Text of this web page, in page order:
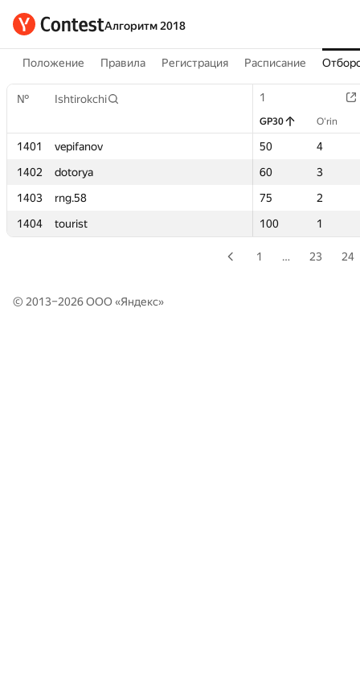
Алгоритм 2018
Положение Правила Регистрация Расписание
№ Ishtirokchi 1
GP30 O‘rin
1401 vepifanov 50
4
1402
dotorya 60
3
1403
rng.58 75
2
1404
tourist 100 1
№ Ishtirokchi 1
GP30 O‘rin
1401 vepifanov 50
4
1402
dotorya 60
3
1403
rng.58 75
2
1404
tourist 100 1
1 … 23 24
© 2013–2026 ООО «Яндекс»